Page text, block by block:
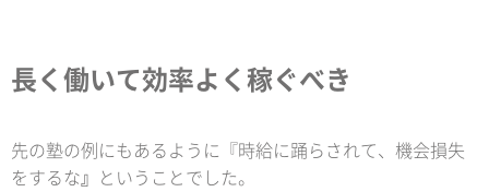
長く働いて効率よく稼ぐべき
先の塾の例にもあるように『時給に踊らされて、機会損失
をするな 』 ということでした。